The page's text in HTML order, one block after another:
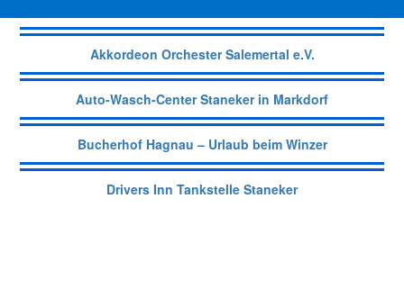
Akkordeon Orchester Salemertal e.V.
Auto-Wasch-Center Staneker in Markdorf
Bucherhof Hagnau – Urlaub beim Winzer
Drivers Inn Tankstelle Staneker